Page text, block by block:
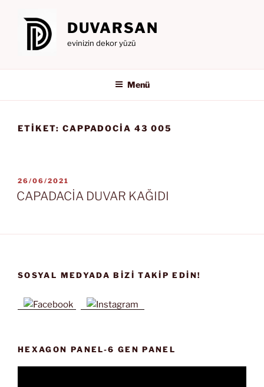
DUVARSAN
evinizin dekor yüzü
Menü
ETIKET: CAPPADOCIA 43 005
YAYIM
TARIHI
26/06/2021
CAPADACİA DUVAR KAĞIDI
SOSYAL MEDYADA BIZI TAKIP EDIN!
HEXAGON PANEL-6 GEN PANEL